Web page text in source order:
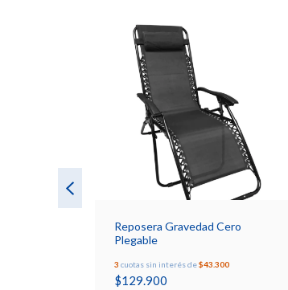
Reposera Gravedad Cero
Plegable
3 cuotas sin interés de$43.300
$129.900